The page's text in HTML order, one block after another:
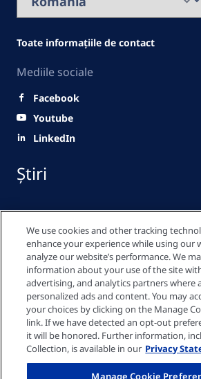
Știri
Centru media
Linkuri rapide
Toate informațiile de contact
Mediile sociale
Facebook
Youtube
LinkedIn
Politica de confidențialitate
Declarație privind modulele
We use cookies and other tracking
enhance your experience while using our
analyze our website’s performance. We
information about your use of the site
advertising, and analytics partners where
personalized ads and content. You may
your choices by clicking on the Manage
link. If we have detected an opt-out
it will be honored. Further information,
Collection, is available in our Privacy
Manage Cookie